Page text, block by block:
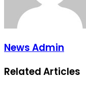
News Admin
Related Articles